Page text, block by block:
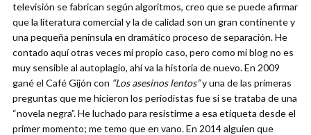
televisión se fabrican según algoritmos, creo que se puede afirmar
que la literatura comercial y la de calidad son un gran continente y
una pequeña península en dramático proceso de separación. He
contado aquí otras veces mi propio caso, pero como mi blog no es
muy sensible al autoplagio, ahí va la historia de nuevo. En 2009
gané el Café Gijón con “Los asesinos lentos”y una de las primeras
preguntas que me hicieron los periodistas fue si se trataba de una
“novela negra”. He luchado para resistirme a esa etiqueta desde el
primer momento; me temo que en vano. En 2014 alguien que